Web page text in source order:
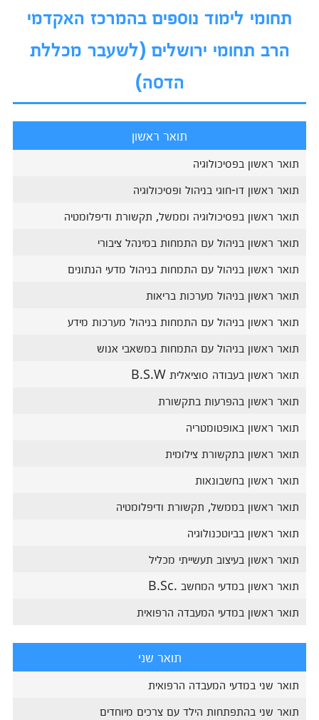
תחומי לימוד נוספים בהמרכז האקדמי
הרב תחומי ירושלים (לשעבר מכללת
הדסה)
תואר ראשון
תואר ראשון בפסיכולוגיה
תואר ראשון דו-חוגי בניהול ופסיכולוגיה
תואר ראשון בפסיכולוגיה וממשל, תקשורת ודיפלומטיה
תואר ראשון בניהול עם התמחות במינהל ציבורי
תואר ראשון בניהול עם התמחות בניהול מדעי הנתונים
תואר ראשון בניהול מערכות בריאות
תואר ראשון בניהול עם התמחות בניהול מערכות מידע
תואר ראשון בניהול עם התמחות במשאבי אנוש
תואר ראשון בעבודה סוציאלית B.S.W
תואר ראשון בהפרעות בתקשורת
תואר ראשון באופטומטריה
תואר ראשון בתקשורת צילומית
תואר ראשון בחשבונאות
תואר ראשון בממשל, תקשורת ודיפלומטיה
תואר ראשון בביוטכנולוגיה
תואר ראשון בעיצוב תעשייתי מכליל
תואר ראשון במדעי המחשב .B.Sc
תואר ראשון במדעי המעבדה הרפואית
תואר שני
תואר שני במדעי המעבדה הרפואית
תואר שני בהתפתחות הילד עם צרכים מיוחדים